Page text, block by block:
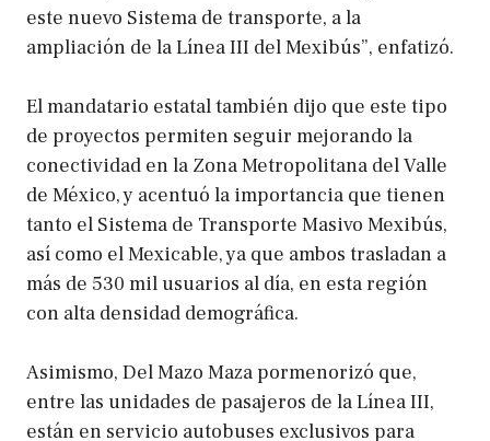
este nuevo Sistema de transporte, a la
ampliación de la Línea III del Mexibús”, enfatizó.
El mandatario estatal también dijo que este tipo
de proyectos permiten seguir mejorando la
conectividad en la Zona Metropolitana del Valle
de México, y acentuó la importancia que tienen
tanto el Sistema de Transporte Masivo Mexibús,
así como el Mexicable, ya que ambos trasladan a
más de 530 mil usuarios al día, en esta región
con alta densidad demográfica.
Asimismo, Del Mazo Maza pormenorizó que,
entre las unidades de pasajeros de la Línea III,
están en servicio autobuses exclusivos para